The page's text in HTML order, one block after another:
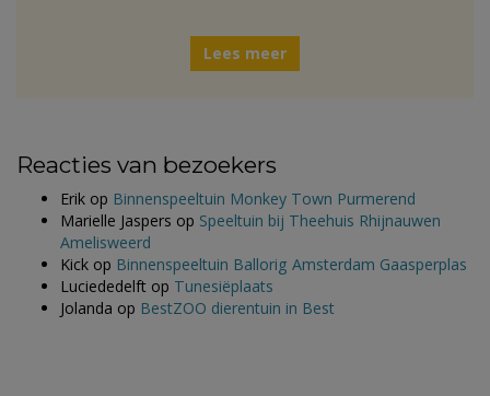
Lees meer
Reacties van bezoekers
Erik op Binnenspeeltuin Monkey Town Purmerend
Marielle Jaspers op Speeltuin bij Theehuis Rhijnauwen
Amelisweerd
Kick op Binnenspeeltuin Ballorig Amsterdam Gaasperplas
Luciededelft op Tunesiëplaats
Jolanda op BestZOO dierentuin in Best